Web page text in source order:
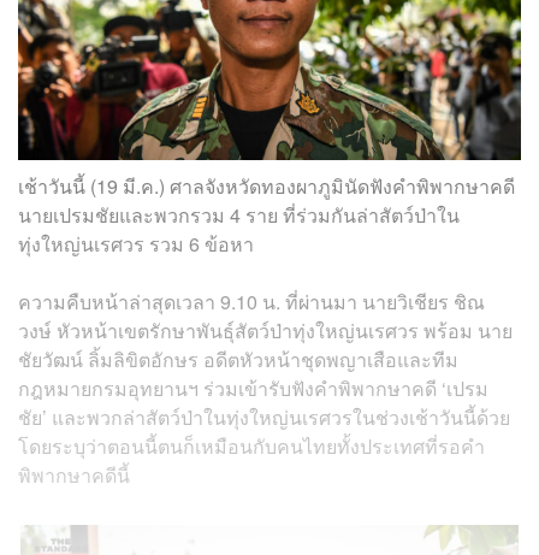
เช้าวันนี้ (19 มี.ค.) ศาลจังหวัดทองผาภูมินัดฟังคำพิพากษาคดี
นายเปรมชัยและพวกรวม 4 ราย ที่ร่วมกันล่าสัตว์ป่าใน
ทุ่งใหญ่นเรศวร รวม 6 ข้อหา
ความคืบหน้าล่าสุดเวลา 9.10 น. ที่ผ่านมา นายวิเชียร ชิณ
วงษ์ หัวหน้าเขตรักษาพันธุ์สัตว์ป่าทุ่งใหญ่นเรศวร พร้อม นาย
ชัยวัฒน์ ลิ้มลิขิตอักษร อดีตหัวหน้าชุดพญาเสือและทีม
กฎหมายกรมอุทยานฯ ร่วมเข้ารับฟังคำพิพากษาคดี ‘เปรม
ชัย’ และพวกล่าสัตว์ป่าในทุ่งใหญ่นเรศวรในช่วงเช้าวันนี้ด้วย
โดยระบุว่าตอนนี้ตนก็เหมือนกับคนไทยทั้งประเทศที่รอคำ
พิพากษาคดีนี้